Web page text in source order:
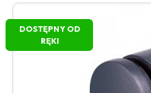
DOSTĘPNY OD
RĘKI